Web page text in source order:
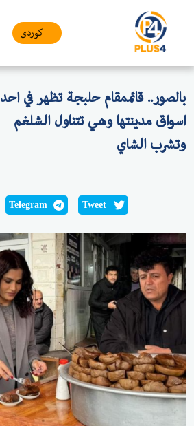
کوردی
بالصور.. قائممقام حلبجة تظهر في احد
اسواق مدينتها وهي تتناول الشلغم
وتشرب الشاي
Tweet
Telegram